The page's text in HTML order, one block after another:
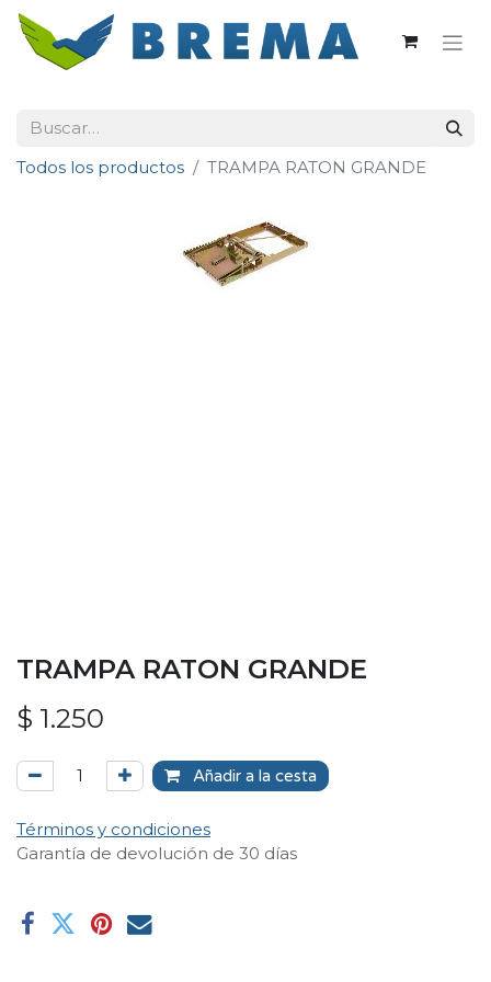
Todos los productos TRAMPA RATON GRANDE
TRAMPA RATON GRANDE
$ 1.250
Añadir a la cesta
Términos y condiciones
Garantía de devolución de 30 días